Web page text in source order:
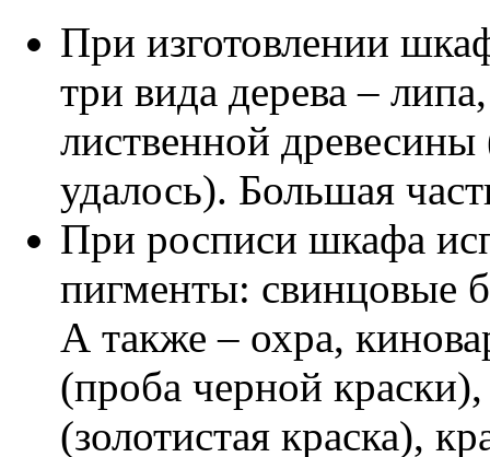
При изготовлении
три вида дерева –
лиственной древесины
удалось). Большая
При росписи шкафа
пигменты: свинцовые
А также – охра,
(проба черной
(золотистая краска),